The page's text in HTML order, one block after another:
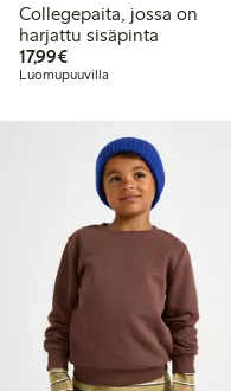
Collegepaita, jossa on
harjattu sisäpinta
17,99€17,99 €
Luomupuuvilla